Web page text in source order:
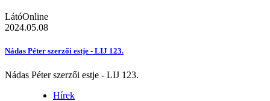
LátóOnline
2024.05.08
Nádas Péter szerzői estje - LIJ 123.
Nádas Péter szerzői estje - LIJ 123.
Hírek